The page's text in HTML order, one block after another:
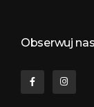
Obserwuj